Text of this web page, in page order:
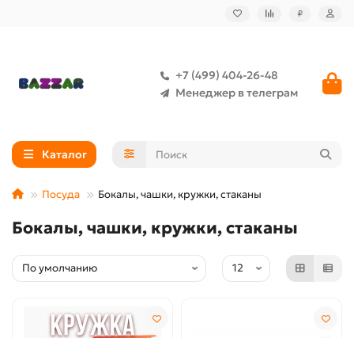
₽
+7 (499) 404-26-48
Менеджер в телеграм
Каталог
Посуда Бокалы, чашки, кружки, стаканы
Бокалы, чашки, кружки, стаканы